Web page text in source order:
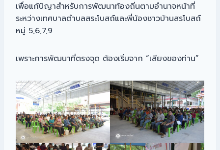
เพื่อแก้ปัญาสำหรับการพัฒนาท้องถิ่นตามอำนาจหน้าที่
ระหว่างเทศบาลตำบลสระโบสถ์และพี่น้องชาวบ้านสรโบสถ์
หมู่ 5,6,7,9
เพราะการพัฒนาที่ตรงจุด ต้องเริ่มจาก “เสียงของท่าน”